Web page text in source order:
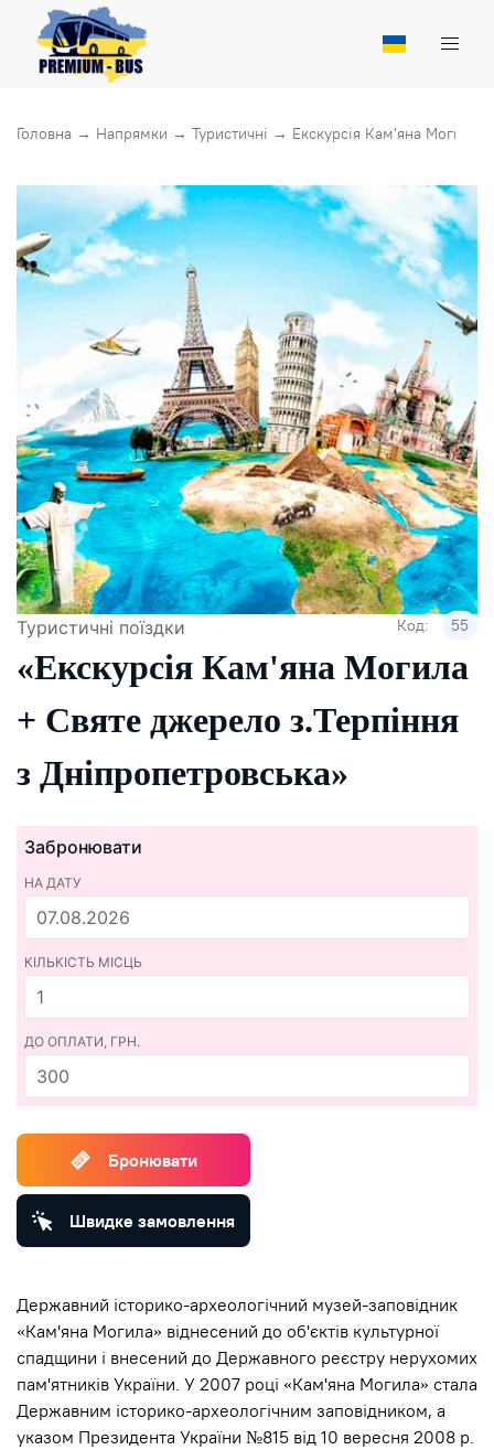
Головна → Напрямки → Туристичні → Екскурсія Кам'яна Могила
Туристичні поїздки Код: 55
«Екскурсія Кам'яна Могила
+ Святе джерело з.Терпіння
з Дніпропетровська»
Забронювати
НА ДАТУ
КІЛЬКІСТЬ МІСЦЬ
ДО ОПЛАТИ, ГРН.
300
Бронювати
Швидке замовлення
Державний історико-археологічний музей-заповідник
«Кам'яна Могила» віднесений до об'єктів культурної
спадщини і внесений до Державного реєстру нерухомих
пам'ятників України. У 2007 році «Кам'яна Могила» стала
Державним історико-археологічним заповідником, а
указом Президента України №815 від 10 вересня 2008 р.